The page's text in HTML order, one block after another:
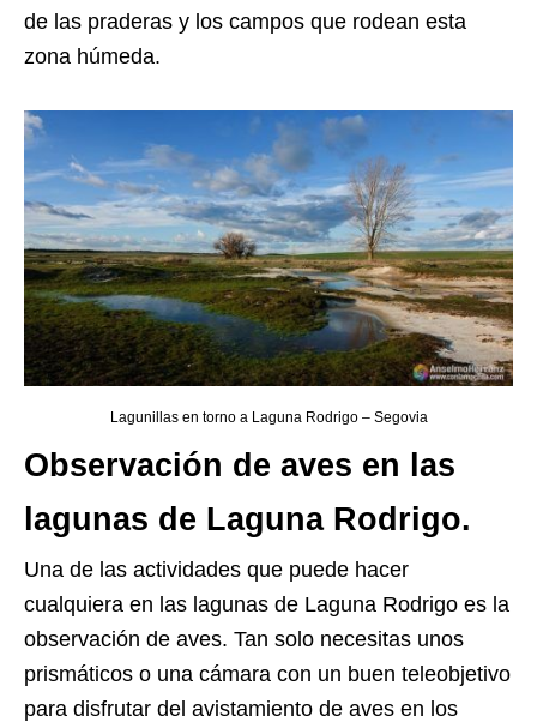
de las praderas y los campos que rodean esta
zona húmeda.
Lagunillas en torno a Laguna Rodrigo – Segovia
Observación de aves en las
lagunas de Laguna Rodrigo.
Una de las actividades que puede hacer
cualquiera en las lagunas de Laguna Rodrigo es la
observación de aves. Tan solo necesitas unos
prismáticos o una cámara con un buen teleobjetivo
para disfrutar del avistamiento de aves en los